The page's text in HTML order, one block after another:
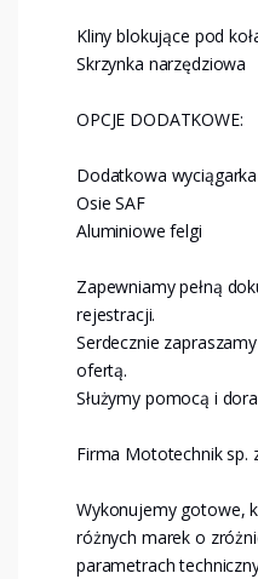
Kliny blokujące pod
Skrzynka narzędziowa
OPCJE DODATKOWE:
Dodatkowa
Osie SAF
Aluminiowe felgi
Zapewniamy pełną
rejestracji.
Serdecznie
ofertą.
Służymy pomocą i
Firma Mototechnik sp.
Wykonujemy gotowe,
różnych marek o
parametrach